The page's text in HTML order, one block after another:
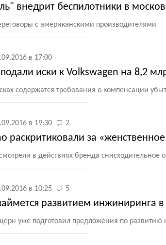
внедрит беспилотники в
с американскими производителями
в 17:00
иски к Volkswagen на 8,2
содержатся требования о компенсации
в 19:30 2
раскритиковали за
в действиях бренда
в 10:25 5
развитием инжиниринга в
уже подготовил предложения по развитию